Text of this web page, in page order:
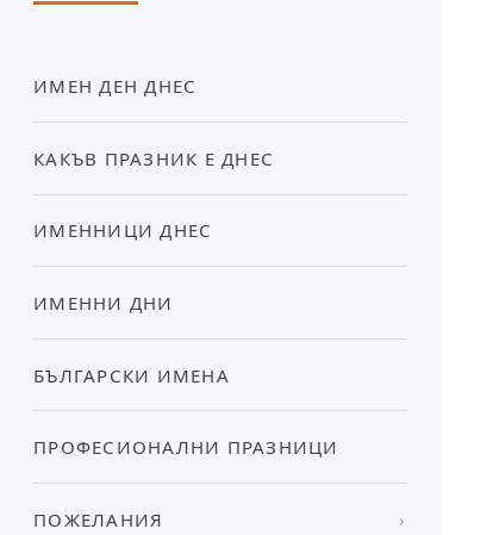
ИМЕН ДЕН ДНЕС
КАКЪВ ПРАЗНИК Е ДНЕС
ИМЕННИЦИ ДНЕС
ИМЕННИ ДНИ
БЪЛГАРСКИ ИМЕНА
ПРОФЕСИОНАЛНИ ПРАЗНИЦИ
ПОЖЕЛАНИЯ